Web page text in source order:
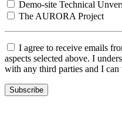
Demo-site Technical
The AURORA Project
I agree to receive emails
aspects selected above. I
with any third parties and I